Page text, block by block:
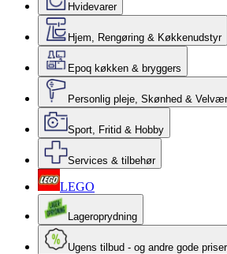
Hvidevarer
Hjem, Rengøring & Køkkenudstyr
Epoq køkken & bryggers
Personlig pleje, Skønhed &
Sport, Fritid & Hobby
Services & tilbehør
LEGO
Lageroprydning
Ugens tilbud - og andre gode priser